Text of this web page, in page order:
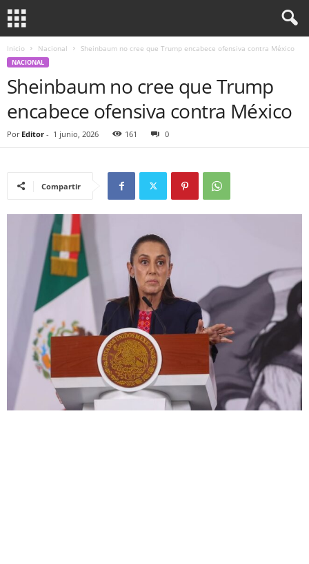
Inicio Nacional Sheinbaum no cree que Trump encabece ofensiva contra México
NACIONAL
Sheinbaum no cree que Trump
encabece ofensiva contra México
Por Editor - 1 junio, 2026 161 0
Compartir